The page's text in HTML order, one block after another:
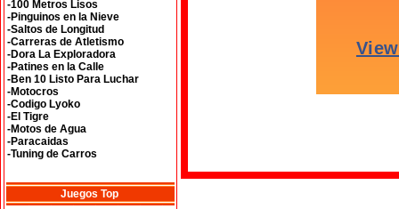
-100 Metros Lisos
-Pinguinos en la Nieve
-Saltos de Longitud
-Carreras de Atletismo
-Dora La Exploradora
-Patines en la Calle
-Ben 10 Listo Para Luchar
-Motocros
-Codigo Lyoko
-El Tigre
-Motos de Agua
-Paracaidas
-Tuning de Carros
Juegos Top